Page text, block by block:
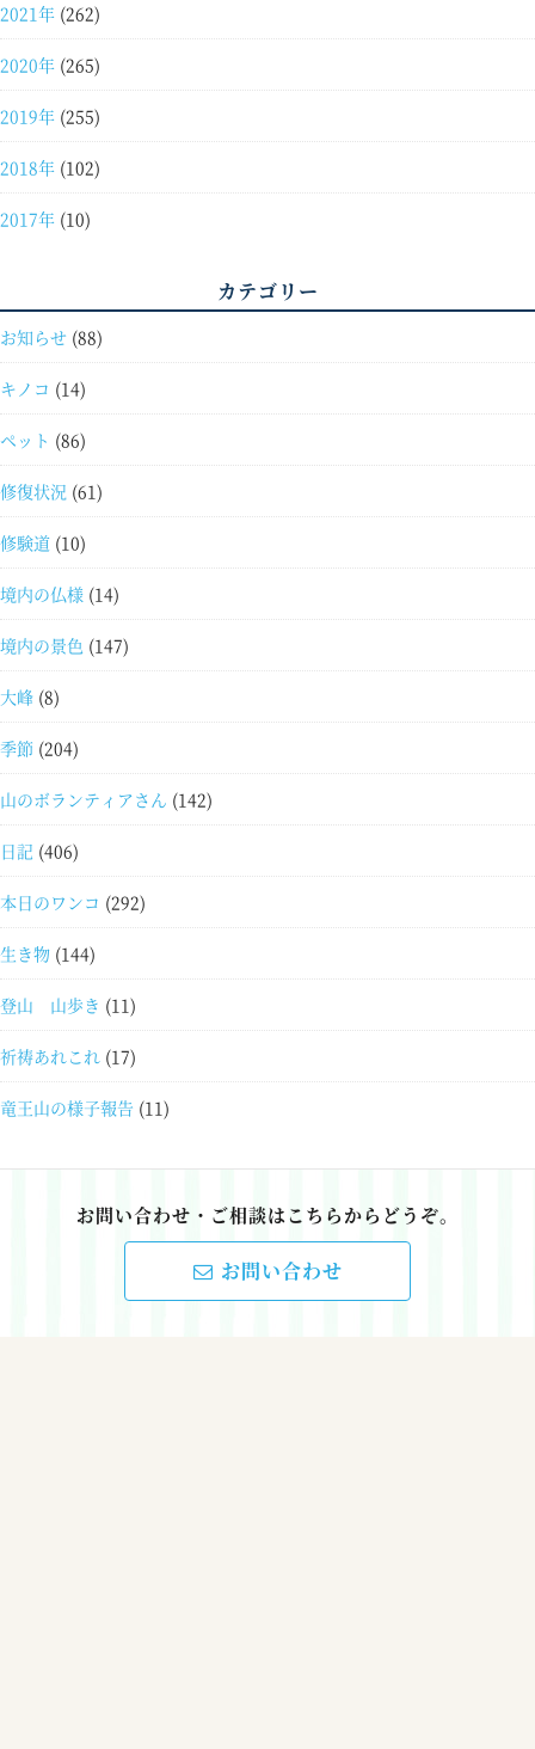
2021年 (262)
2020年 (265)
2019年 (255)
2018年 (102)
2017年 (10)
カテゴリー
お知らせ (88)
キノコ (14)
ペット (86)
修復状況 (61)
修験道 (10)
境内の仏様 (14)
境内の景色 (147)
大峰 (8)
季節 (204)
山のボランティアさん (142)
日記 (406)
本日のワンコ (292)
生き物 (144)
登山 山歩き (11)
祈祷あれこれ (17)
竜王山の様子報告 (11)
お問い合わせ・ご相談はこちらからどうぞ。
お問い合わせ